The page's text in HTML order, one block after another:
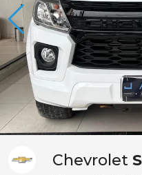
Chevrolet